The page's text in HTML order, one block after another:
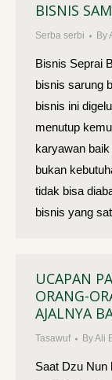
BISNIS
Serba serbi By
Bisnis Seprai
bisnis sarung
bisnis ini
menutup
karyawan
bukan
tidak bisa
bisnis yang
UCAPAN
ORANG-
AJALNYA
Tasawuf ByAli
Saat Dzu Nun